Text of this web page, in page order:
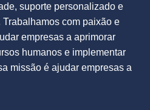
suporte personalizado e
com paixão e
empresas a aprimorar
humanos e implementar
missão é ajudar empresas a